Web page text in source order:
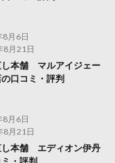
8月6日
8月21日
し本舗 マルアイジェー
口コミ・評判
8月6日
8月21日
し本舗 エディオン伊丹